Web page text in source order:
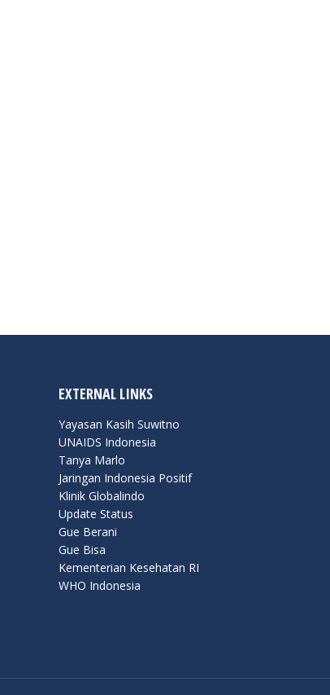
EXTERNAL LINKS
Yayasan Kasih Suwitno
UNAIDS Indonesia
Tanya Marlo
Jaringan Indonesia Positif
Klinik Globalindo
Update Status
Gue Berani
Gue Bisa
Kementerian Kesehatan RI
WHO Indonesia